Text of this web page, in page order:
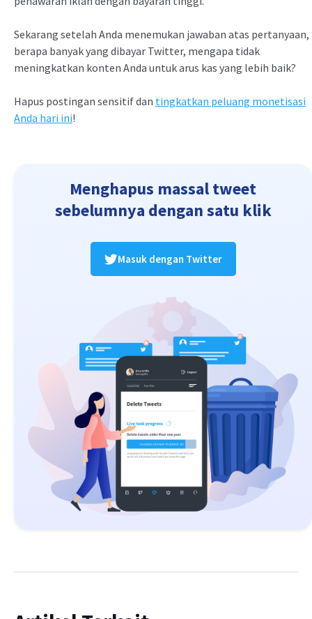
Sekarang setelah Anda menemukan jawaban atas pertanyaan,
berapa banyak yang dibayar Twitter, mengapa tidak
meningkatkan konten Anda untuk arus kas yang lebih baik?
Hapus postingan sensitif dan tingkatkan peluang monetisasi
Anda hari ini!
Menghapus massal tweet
sebelumnya dengan satu klik
Masuk dengan Twitter